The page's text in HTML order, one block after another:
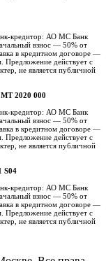
кредитор: АО МС Банк
взнос — 50% от
в кредитном договоре —
Предложение действует с
не является публичной
2020 000
кредитор: АО МС Банк
взнос — 50% от
в кредитном договоре —
Предложение действует с
не является публичной
S04
кредитор: АО МС Банк
взнос — 50% от
в кредитном договоре —
Предложение действует с
не является публичной